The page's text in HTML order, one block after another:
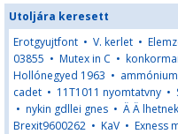
Utoljára keresett
Erotgyujtfont • V. kerlet •
03855 • Mutex in C •
Hollónegyed 1963 •
cadet • 11T1011 nyomtatvny •
• nykin gdllei gnes • Ä Ä lhetnek
Brexit9600262 • KaV • Exness